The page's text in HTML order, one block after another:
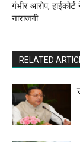
गंभीर आरोप,
नाराजगी
RELATED